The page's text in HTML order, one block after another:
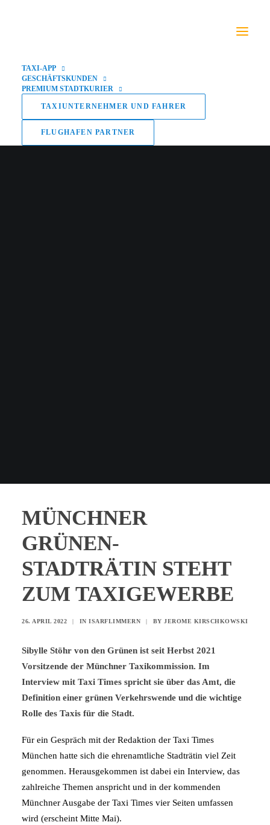
TAXI-APP
GESCHÄFTSKUNDEN
PREMIUM STADTKURIER
TAXIUNTERNEHMER UND FAHRER
FLUGHAFEN PARTNER
MÜNCHNER
GRÜNEN-
STADTRÄTIN STEHT
ZUM TAXIGEWERBE
26. APRIL 2022 | IN ISARFLIMMERN | BY JEROME KIRSCHKOWSKI
Sibylle Stöhr von den Grünen ist seit Herbst 2021
Vorsitzende der Münchner Taxikommission. Im
Interview mit Taxi Times spricht sie über das Amt, die
Definition einer grünen Verkehrswende und die wichtige
Rolle des Taxis für die Stadt.
Für ein Gespräch mit der Redaktion der Taxi Times
München hatte sich die ehrenamtliche Stadträtin viel Zeit
genommen. Herausgekommen ist dabei ein Interview, das
zahlreiche Themen anspricht und in der kommenden
Münchner Ausgabe der Taxi Times vier Seiten umfassen
wird (erscheint Mitte Mai).